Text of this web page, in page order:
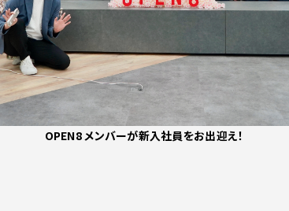
OPEN8 メンバーが新入社員をお出迎え！